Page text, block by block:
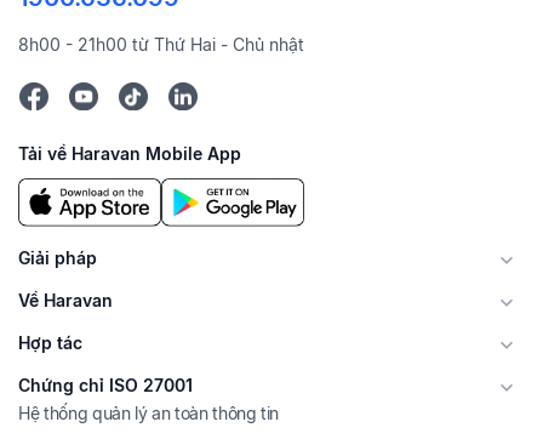
8h00 - 21h00 từ Thứ Hai - Chủ nhật
Tải về Haravan Mobile App
Giải pháp
Về Haravan
Hợp tác
Chứng chỉ ISO 27001
Hệ thống quản lý an toàn thông tin